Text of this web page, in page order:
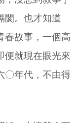
閡。也才知道
春故事，一個高
便就現在眼光來
〇年代，不由得